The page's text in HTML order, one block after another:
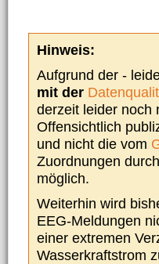
Hinweis:
Aufgrund der -
mit der
derzeit leider noch
Offensichtlich
und nicht die vom
Zuordnungen
möglich.
Weiterhin wird
EEG-Meldungen
einer extremen
Wasserkraftstrom